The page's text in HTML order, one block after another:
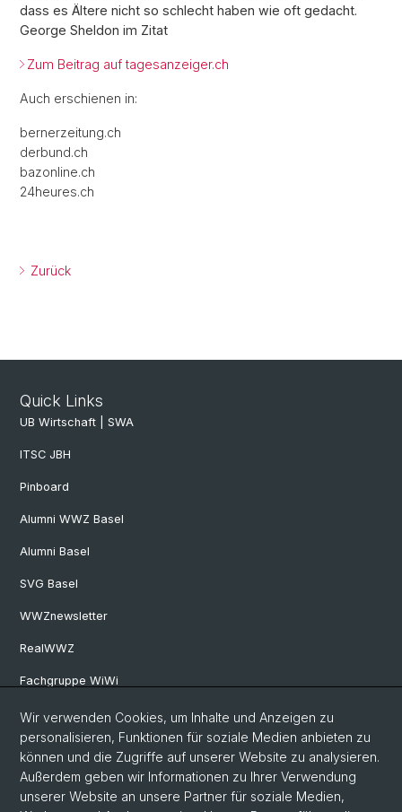
dass es Ältere nicht so schlecht haben wie oft gedacht.
George Sheldon im Zitat
Zum Beitrag auf tagesanzeiger.ch
Auch erschienen in:
bernerzeitung.ch
derbund.ch
bazonline.ch
24heures.ch
Zurück
Quick Links
UB Wirtschaft | SWA
ITSC JBH
Pinboard
Alumni WWZ Basel
Alumni Basel
SVG Basel
WWZnewsletter
RealWWZ
Fachgruppe WiWi
Social Media
LinkedIn
Wir verwenden Cookies, um Inhalte und Anzeigen zu
personalisieren, Funktionen für soziale Medien anbieten zu
können und die Zugriffe auf unserer Website zu analysieren.
Außerdem geben wir Informationen zu Ihrer Verwendung
unserer Website an unsere Partner für soziale Medien,